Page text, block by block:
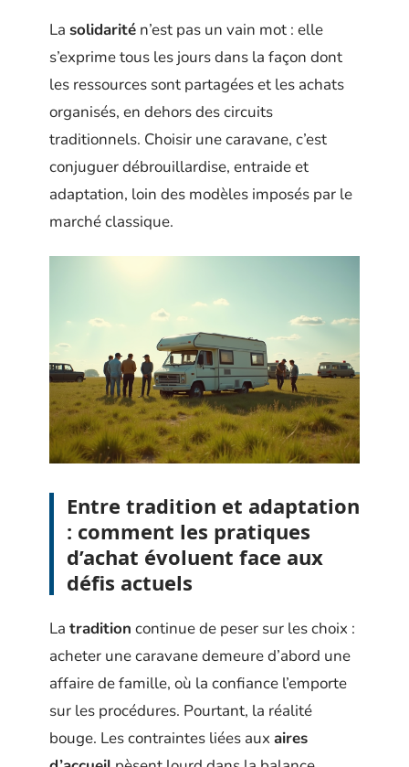
La solidarité n’est pas un vain mot : elle
s’exprime tous les jours dans la façon dont
les ressources sont partagées et les achats
organisés, en dehors des circuits
traditionnels. Choisir une caravane, c’est
conjuguer débrouillardise, entraide et
adaptation, loin des modèles imposés par le
marché classique.
Entre tradition et adaptation
: comment les pratiques
d’achat évoluent face aux
défis actuels
La tradition continue de peser sur les choix :
acheter une caravane demeure d’abord une
affaire de famille, où la confiance l’emporte
sur les procédures. Pourtant, la réalité
bouge. Les contraintes liées aux aires